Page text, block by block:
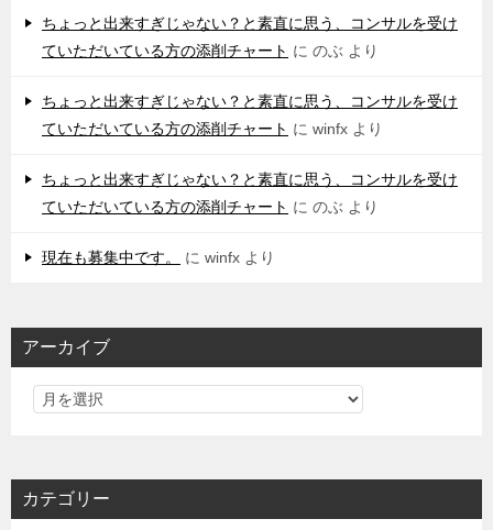
ちょっと出来すぎじゃない？と素直に思う、コンサルを受け
ていただいている方の添削チャート に のぶ より
ちょっと出来すぎじゃない？と素直に思う、コンサルを受け
ていただいている方の添削チャート に winfx より
ちょっと出来すぎじゃない？と素直に思う、コンサルを受け
ていただいている方の添削チャート に のぶ より
現在も募集中です。 に winfx より
アーカイブ
カテゴリー